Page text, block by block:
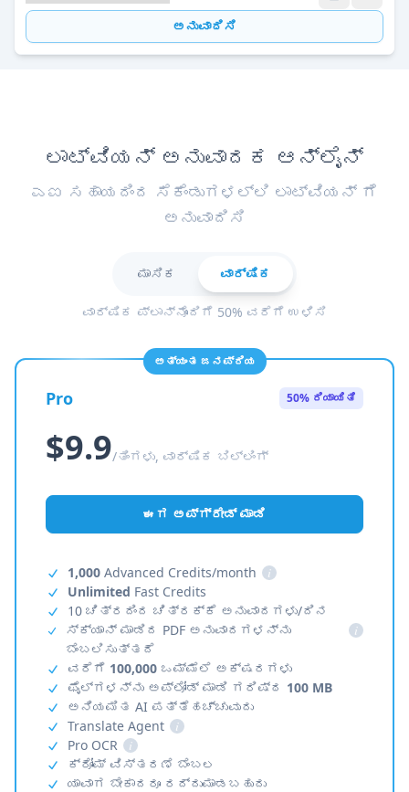
ಅನುವಾದಿಸಿ
ಲಾಟ್ವಿಯನ್ ಅನುವಾದಕ ಆನ್ಲೈನ್
ಎಐ ಸಹಾಯದಿಂದ ಸೆಕೆಂಡುಗಳಲ್ಲಿ ಲಾಟ್ವಿಯನ್ ಗೆ
ಅನುವಾದಿಸಿ
ಮಾಸಿಕ ವಾರ್ಷಿಕ
ವಾರ್ಷಿಕ ಪ್ಲಾನ್‌ನೊಂದಿಗೆ 50% ವರೆಗೆ ಉಳಿಸಿ
ಅತ್ಯಂತ ಜನಪ್ರಿಯ
Pro 50% ರಿಯಾಯಿತಿ
$9.9/ತಿಂಗಳು, ವಾರ್ಷಿಕ ಬಿಲ್ಲಿಂಗ್
ಈಗ ಅಪ್‌ಗ್ರೇಡ್ ಮಾಡಿ
1,000 Advanced Credits/month
i
Unlimited Fast Credits
10 ಚಿತ್ರದಿಂದ ಚಿತ್ರಕ್ಕೆ ಅನುವಾದಗಳು/ದಿನ
ಸ್ಕ್ಯಾನ್ ಮಾಡಿದ PDF ಅನುವಾದಗಳನ್ನು
ಬೆಂಬಲಿಸುತ್ತದೆ
i
ವರೆಗೆ 100,000 ಒಮ್ಮೆಲೆ ಅಕ್ಷರಗಳು
ಫೈಲ್‌ಗಳನ್ನು ಅಪ್‌ಲೋಡ್ ಮಾಡಿ ಗರಿಷ್ಠ 100 MB
ಅನಿಯಮಿತ AI ಪತ್ತೆಹಚ್ಚುವುದು
Translate Agent
i
Pro OCR
i
ಕ್ರೋಮ್ ವಿಸ್ತರಣೆ ಬೆಂಬಲ
ಯಾವಾಗ ಬೇಕಾದರೂ ರದ್ದುಮಾಡಬಹುದು